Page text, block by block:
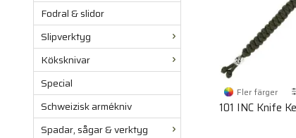
Fodral & slidor
Slipverktyg
Köksknivar
Special
Schweizisk armékniv
Spadar, sågar & verktyg
Fler färger
101 INC Knife